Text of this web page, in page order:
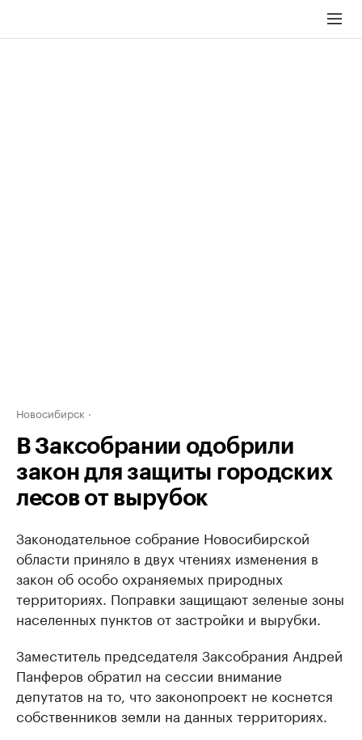
Новосибирск
В Заксобрании одобрили
закон для защиты городских
лесов от вырубок
Законодательное собрание Новосибирской
области приняло в двух чтениях изменения в
закон об особо охраняемых природных
территориях. Поправки защищают зеленые зоны
населенных пунктов от застройки и вырубки.
Заместитель председателя Заксобрания Андрей
Панферов обратил на сессии внимание
депутатов на то, что законопроект не коснется
собственников земли на данных территориях.